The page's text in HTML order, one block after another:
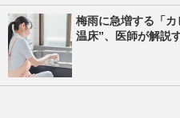
梅雨に急増する「
温床”、医師が解説